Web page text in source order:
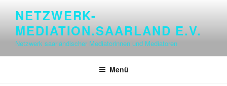
springen
NETZWERK-
MEDIATION.SAARLAND E.V.
Netzwerk saarländischer Mediatorinnen und Mediatoren
Menü